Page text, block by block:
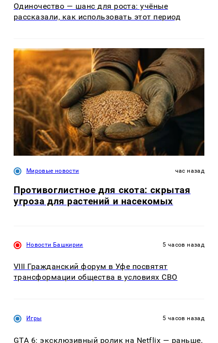
Одиночество — шанс для роста: учёные
рассказали, как использовать этот период
Мировые новости час назад
Противоглистное для скота: скрытая
угроза для растений и насекомых
Новости Башкирии 5 часов назад
VIII Гражданский форум в Уфе посвятят
трансформации общества в условиях СВО
Игры 5 часов назад
GTA 6: эксклюзивный ролик на Netflix — раньше,